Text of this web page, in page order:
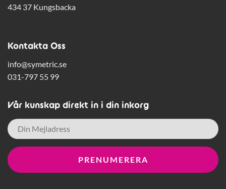
434 37 Kungsbacka
Kontakta Oss
info@symetric.se
031-797 55 99
Vår kunskap direkt in i din inkorg
E-
post *